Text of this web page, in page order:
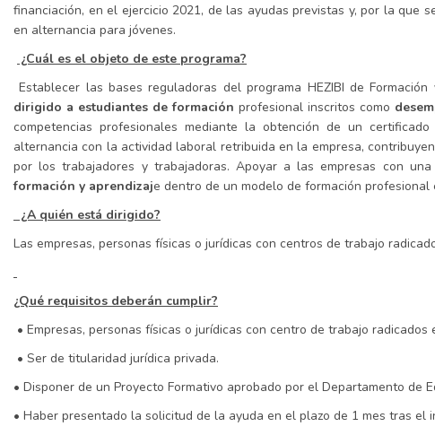
financiación, en el ejercicio 2021, de las ayudas previstas y, por la que
en alternancia para jóvenes.
¿Cuál es el objeto de este programa?
Establecer las bases reguladoras del programa HEZIBI de
dirigido a estudiantes de formación profesional inscritos como
competencias profesionales mediante la obtención de un
alternancia con la actividad laboral retribuida en la empresa,
por los trabajadores y trabajadoras. Apoyar a las empresas con una
formación y aprendizaje dentro de un modelo de formación profesional
¿A quién está dirigido?
Las empresas, personas físicas o jurídicas con centros de trabajo
¿Qué requisitos deberán cumplir?
• Empresas, personas físicas o jurídicas con centro de trabajo
• Ser de titularidad jurídica privada.
• Disponer de un Proyecto Formativo aprobado por el Departamento de
• Haber presentado la solicitud de la ayuda en el plazo de 1 mes tras el